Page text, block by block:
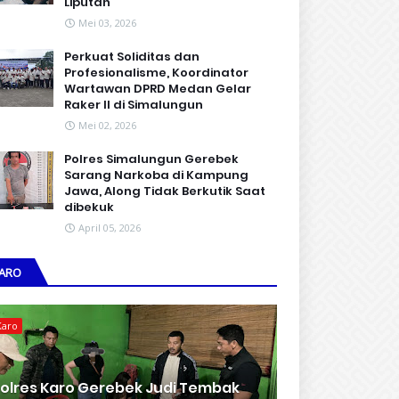
Mei 03, 2026
Perkuat Soliditas dan
Profesionalisme, Koordinator
Wartawan DPRD Medan Gelar
Raker II di Simalungun
Mei 02, 2026
Polres Simalungun Gerebek
Sarang Narkoba di Kampung
Jawa, Along Tidak Berkutik Saat
dibekuk
April 05, 2026
Karo Gerebek Judi Tembak